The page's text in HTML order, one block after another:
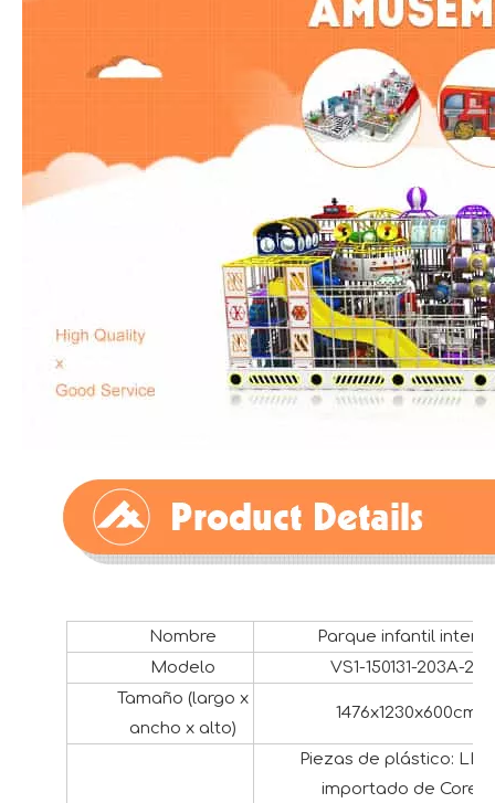
Nombre
Parque infantil
Modelo
VS1-150131-203A-20
Tamaño (largo x
ancho x alto)
1476x1230x600cm
Piezas de plástico:
importado de Corea,